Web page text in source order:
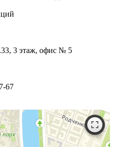
3 этаж, офис № 5
67